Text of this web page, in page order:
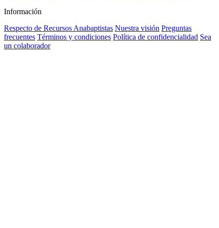
Información
Respecto de Recursos Anabaptistas Nuestra visión Preguntas
frecuentes Términos y condiciones Política de confidencialidad Sea
un colaborador